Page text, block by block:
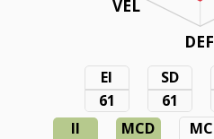
DEF
VEL
EI
61
SD
61
II
MCD
MC